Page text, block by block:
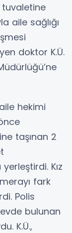
tuvaletine
aile sağlığı
doktor K.Ü.
hekimi
taşınan 2
Kız
fark
Polis
evde bulunan
K.Ü.,